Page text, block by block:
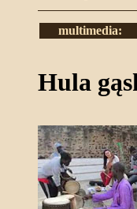
multimedia:
Hula